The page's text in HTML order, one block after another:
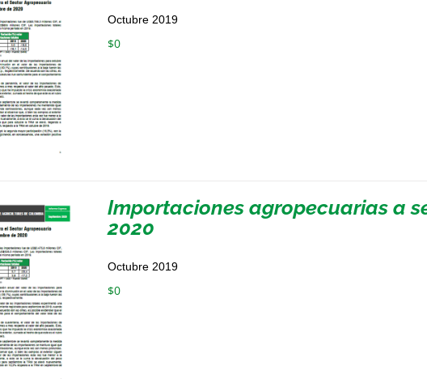
Octubre 2019
$0
Importaciones agropecuarias a
2020
Octubre 2019
$0